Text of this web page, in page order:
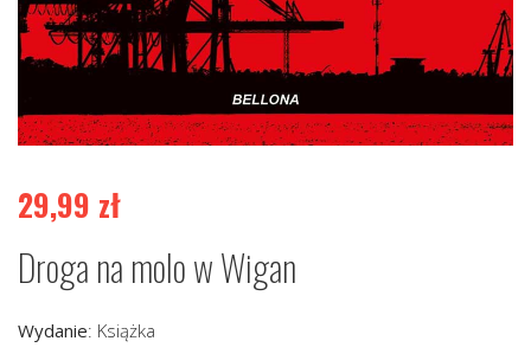
29,99 zł
Droga na molo w Wigan
Wydanie: Książka